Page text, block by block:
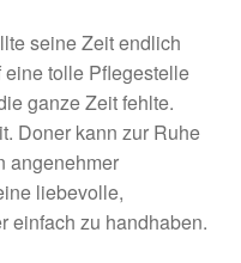
seine Zeit endlich
tolle Pflegestelle
ganze Zeit fehlte.
Doner kann zur Ruhe
angenehmer
liebevolle,
einfach zu handhaben.